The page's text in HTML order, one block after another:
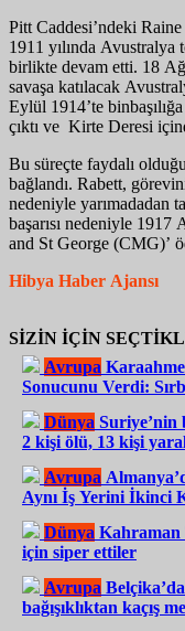
Pitt Caddesi’ndeki
1911 yılında Avustralya
birlikte devam etti. 18
savaşa katılacak
Eylül 1914’te
çıktı ve Kirte Deresi
Bu süreçte faydalı
bağlandı. Rabett,
nedeniyle yarımadadan
başarısı nedeniyle 1917
and St George (CMG)’
Hibya Haber Ajansı
SİZİN İÇİN
Avrupa
Sonucunu Verdi:
Dünya Suriye’nin
2 kişi ölü, 13 kişi
Avrupa
Aynı İş Yerini İkinci
Dünya Kahraman
için siper ettiler
Avrupa
bağışıklıktan kaçış